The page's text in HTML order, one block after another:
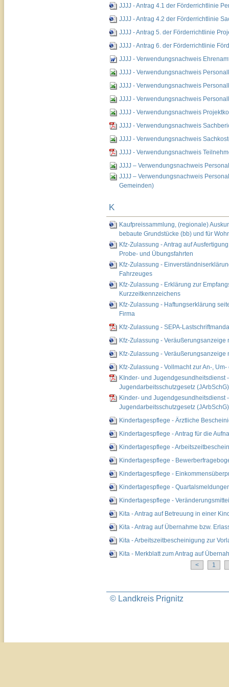
JJJJ - Antrag 4.1 der Förderrichtlinie
JJJJ - Antrag 4.2 der Förderrichtlinie
JJJJ - Antrag 5. der Förderrichtlinie
JJJJ - Antrag 6. der Förderrichtlinie
JJJJ - Verwendungsnachweis
JJJJ - Verwendungsnachweis
JJJJ - Verwendungsnachweis
JJJJ - Verwendungsnachweis
JJJJ - Verwendungsnachweis
JJJJ - Verwendungsnachweis
JJJJ - Verwendungsnachweis
JJJJ - Verwendungsnachweis
JJJJ – Verwendungsnachweis
JJJJ – Verwendungsnachweis
Gemeinden)
K
Kaufpreissammlung, (regionale)
bebaute Grundstücke (bb) und für
Kfz-Zulassung - Antrag auf
Probe- und Übungsfahrten
Kfz-Zulassung -
Fahrzeuges
Kfz-Zulassung - Erklärung zur
Kurzzeitkennzeichens
Kfz-Zulassung - Haftungserklärung
Firma
Kfz-Zulassung - SEPA-
Kfz-Zulassung -
Kfz-Zulassung -
Kfz-Zulassung - Vollmacht zur An-,
KInder- und
Jugendarbeitsschutzgesetz (JArbSchG)
Kinder- und
Jugendarbeitsschutzgesetz (JArbSchG)
Kindertagespflege - Ärztliche
Kindertagespflege - Antrag für die
Kindertagespflege -
Kindertagespflege -
Kindertagespflege -
Kindertagespflege -
Kindertagespflege -
Kita - Antrag auf Betreuung in einer
Kita - Antrag auf Übernahme bzw.
Kita - Arbeitszeitbescheinigung zur
Kita - Merkblatt zum Antrag auf
<
1
© Landkreis Prignitz